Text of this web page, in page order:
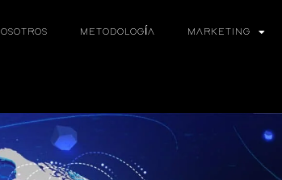
METODOLOGÍA MARKETING